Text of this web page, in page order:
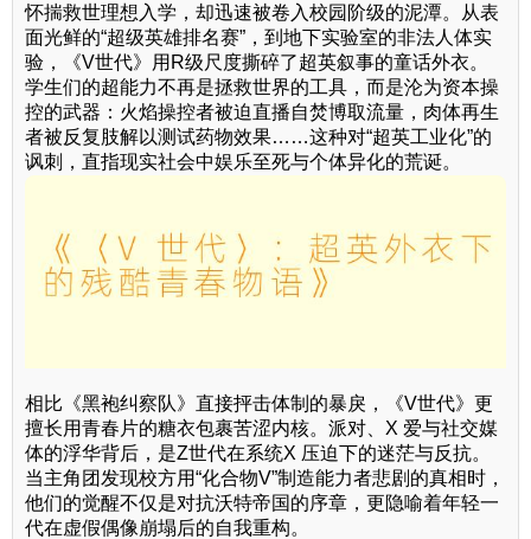
怀揣救世理想入学，却迅速被卷入校园阶级的泥潭。从表
面光鲜的“超级英雄排名赛”，到地下实验室的非法人体实
验，《V世代》用R级尺度撕碎了超英叙事的童话外衣。
学生们的超能力不再是拯救世界的工具，而是沦为资本操
控的武器：火焰操控者被迫直播自焚博取流量，肉体再生
者被反复肢解以测试药物效果……这种对“超英工业化”的
讽刺，直指现实社会中娱乐至死与个体异化的荒诞。
相比《黑袍纠察队》直接抨击体制的暴戾，《V世代》更
擅长用青春片的糖衣包裹苦涩内核。派对、X 爱与社交媒
体的浮华背后，是Z世代在系统X 压迫下的迷茫与反抗。
当主角团发现校方用“化合物V”制造能力者悲剧的真相时，
他们的觉醒不仅是对抗沃特帝国的序章，更隐喻着年轻一
代在虚假偶像崩塌后的自我重构。